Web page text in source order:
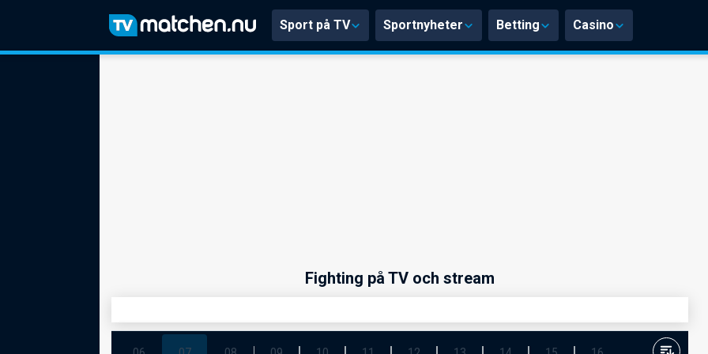
Sport på TV Sportnyheter Betting Casino
Fighting på TV och stream